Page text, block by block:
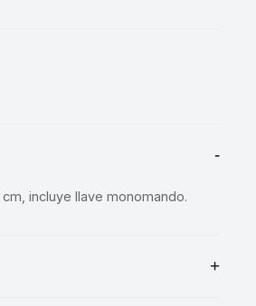
incluye llave monomando.